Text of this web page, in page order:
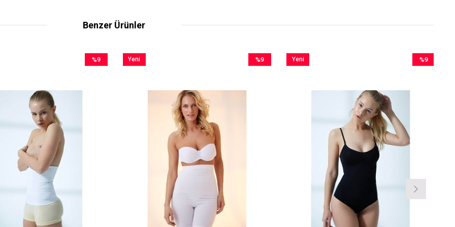
Benzer Ürünler
%9
%9
Yeni
%9
Yeni